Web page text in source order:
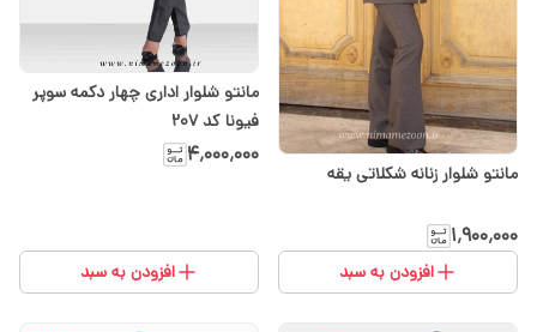
مانتو شلوار زنانه شکلاتی یقه
۱٬۹۰۰٬۰۰۰
افزودن به سبد
مانتو شلوار اداری چهار دکمه سوپر
فیونا کد ۲۰۷
۴٬۰۰۰٬۰۰۰
افزودن به سبد